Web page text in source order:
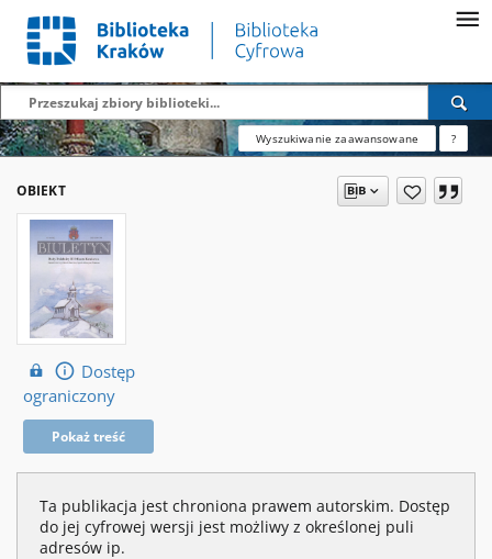
Wyszukiwanie zaawansowane ?
OBIEKT
Dostęp
ograniczony
Pokaż treść
Ta publikacja jest chroniona prawem autorskim. Dostęp
do jej cyfrowej wersji jest możliwy z określonej puli
adresów ip.